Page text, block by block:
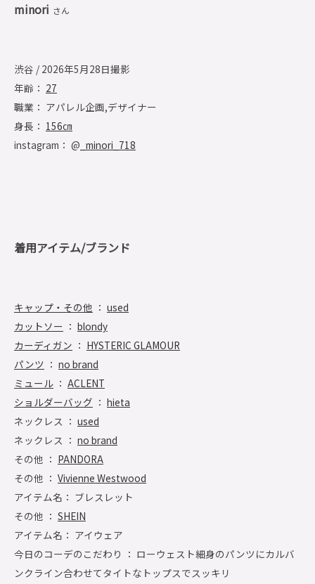
minori さん
渋谷 / 2026年5月28日撮影
年齢： 27
職業： アパレル企画,デザイナー
身長： 156㎝
instagram： @ _minori_718
着用アイテム/ブランド
キャップ・その他 ： used
カットソー ： blondy
カーディガン ： HYSTERIC GLAMOUR
パンツ ： no brand
ミュール ： ACLENT
ショルダーバッグ ： hieta
ネックレス ： used
ネックレス ： no brand
その他 ： PANDORA
その他 ： Vivienne Westwood
アイテム名： ブレスレット
その他 ： SHEIN
アイテム名： アイウェア
今日のコーデのこだわり ： ローウェスト細身のパンツにカルバ
ンクライン合わせてタイトなトップスでスッキリ